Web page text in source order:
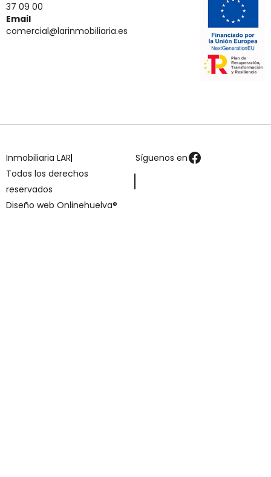
37 09 00
Email
comercial@larinmobiliaria.es
Inmobiliaria LAR
Todos los derechos
reservados
Diseño web Onlinehuelva®
Síguenos en